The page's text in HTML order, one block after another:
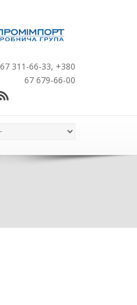
311-66-33, +380
67 679-66-00